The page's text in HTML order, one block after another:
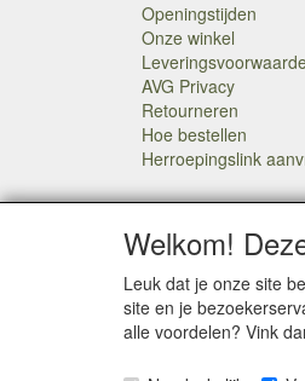
Openingstijden
Onze winkel
AVG Privacy
Retourneren
Hoe bestellen
Herroepingslink
SOCIALE
Welkom!
Leuk dat je onze site
site en je
alle voordelen? Vink